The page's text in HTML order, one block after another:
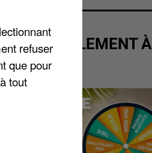
ACTUELLEMENT À
GAGNER
refuser
que pour
tout